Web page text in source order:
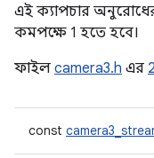
এই ক্যাপচার
কমপক্ষে 1 হতে হবে।
ফাইল camera3.h এর
const